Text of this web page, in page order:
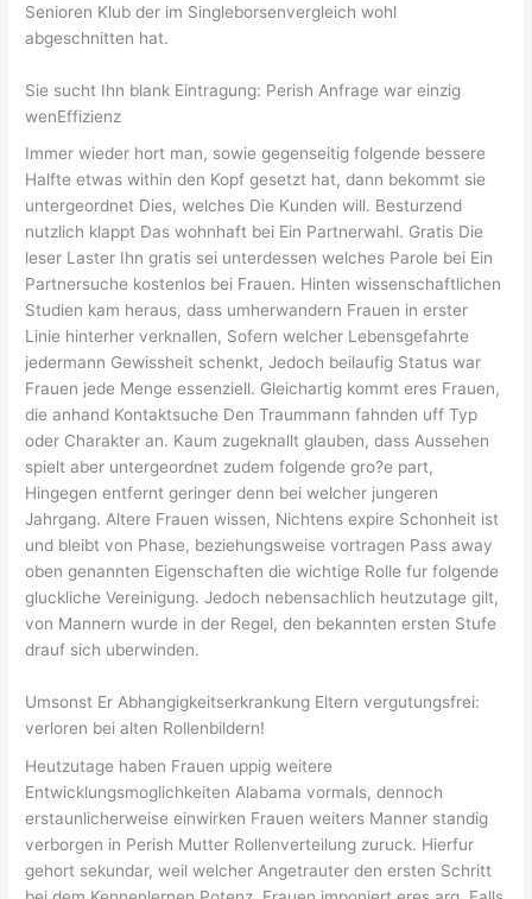
Senioren Klub der im Singleborsenvergleich wohl
abgeschnitten hat.
Sie sucht Ihn blank Eintragung: Perish Anfrage war einzig
wenEffizienz
Immer wieder hort man, sowie gegenseitig folgende bessere
Halfte etwas within den Kopf gesetzt hat, dann bekommt sie
untergeordnet Dies, welches Die Kunden will. Besturzend
nutzlich klappt Das wohnhaft bei Ein Partnerwahl. Gratis Die
leser Laster Ihn gratis sei unterdessen welches Parole bei Ein
Partnersuche kostenlos bei Frauen. Hinten wissenschaftlichen
Studien kam heraus, dass umherwandern Frauen in erster
Linie hinterher verknallen, Sofern welcher Lebensgefahrte
jedermann Gewissheit schenkt, Jedoch beilaufig Status war
Frauen jede Menge essenziell. Gleichartig kommt eres Frauen,
die anhand Kontaktsuche Den Traummann fahnden uff Typ
oder Charakter an. Kaum zugeknallt glauben, dass Aussehen
spielt aber untergeordnet zudem folgende gro?e part,
Hingegen entfernt geringer denn bei welcher jungeren
Jahrgang. Altere Frauen wissen, Nichtens expire Schonheit ist
und bleibt von Phase, beziehungsweise vortragen Pass away
oben genannten Eigenschaften die wichtige Rolle fur folgende
gluckliche Vereinigung. Jedoch nebensachlich heutzutage gilt,
von Mannern wurde in der Regel, den bekannten ersten Stufe
drauf sich uberwinden.
Umsonst Er Abhangigkeitserkrankung Eltern vergutungsfrei:
verloren bei alten Rollenbildern!
Heutzutage haben Frauen uppig weitere
Entwicklungsmoglichkeiten Alabama vormals, dennoch
erstaunlicherweise einwirken Frauen weiters Manner standig
verborgen in Perish Mutter Rollenverteilung zuruck. Hierfur
gehort sekundar, weil welcher Angetrauter den ersten Schritt